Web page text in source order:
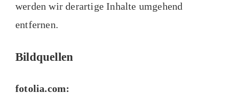
werden wir derartige Inhalte umgehend
entfernen.
Bildquellen
fotolia.com: